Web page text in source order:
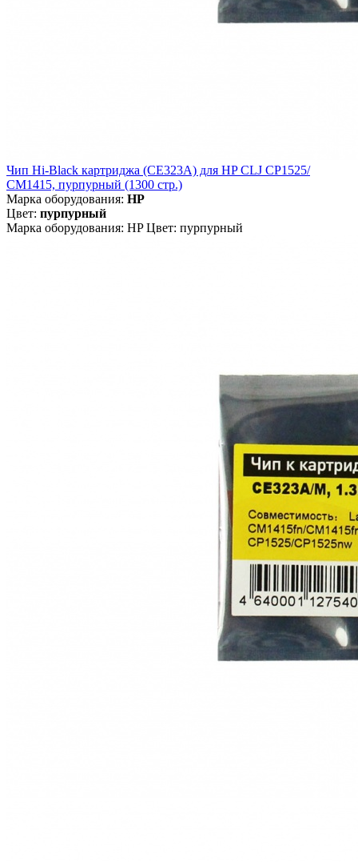
Чип Hi-Black картриджа (CE323A) для HP CLJ CP1525/
CM1415, пурпурный (1300 стр.)
Марка оборудования: HP
Цвет: пурпурный
Марка оборудования: HP Цвет: пурпурный